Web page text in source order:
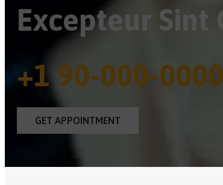
Excepteur Sint
+1 90-000-
GET APPOINTMENT